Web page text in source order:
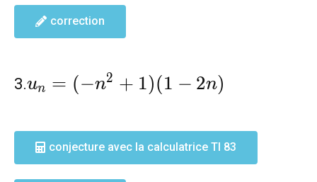
correction
3.u_n=(-
n^2+1)
un = (−n2 + 1)(1 − 2n)
conjecture avec la calculatrice TI 83